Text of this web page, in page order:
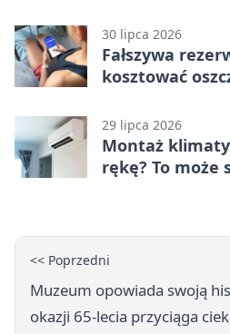
30 lipca 2026
Fałszywa
kosztować
29 lipca 2026
Montaż
rękę? To może
<< Poprzedni
Muzeum opowiada swoją
okazji 65-lecia przyciąga